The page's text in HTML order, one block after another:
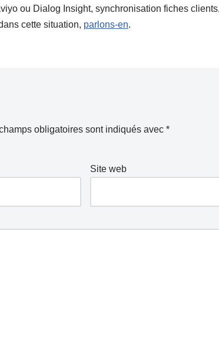
ou Dialog Insight, synchronisation fiches clients,
cette situation, parlons-en.
obligatoires sont indiqués avec *
Site web